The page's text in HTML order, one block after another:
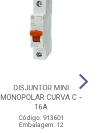
DISJUNTOR MINI
MONOPOLAR CURVA C -
16A
Código: 913601
Embalagem: 12